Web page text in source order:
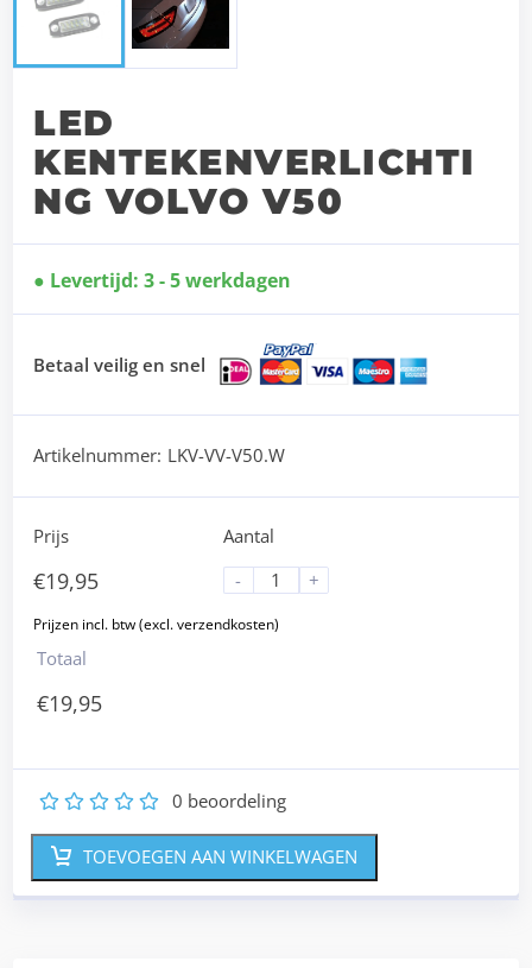
LED
KENTEKENVERLICHTI
NG VOLVO V50
Levertijd: 3 - 5 werkdagen
Betaal veilig en snel
Artikelnummer: LKV-VV-V50.W
Prijs
€19,95
Aantal
-
+
Totaal
€19,95
5
4
3
2 0 beoordeling
TOEVOEGEN AAN WINKELWAGEN